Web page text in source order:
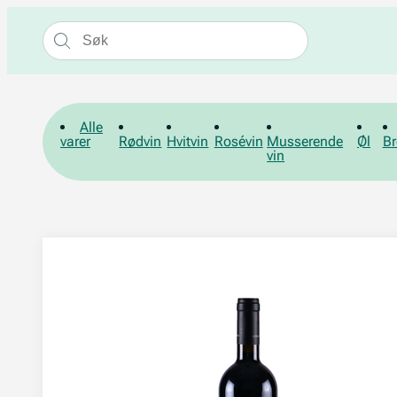
Alle
varer
Rødvin Hvitvin Rosévin Musserende
vin
Øl